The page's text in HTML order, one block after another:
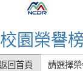
校園榮譽
回首頁 請選擇